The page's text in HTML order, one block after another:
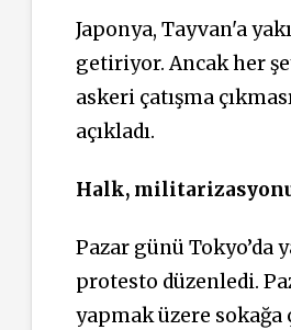
Japonya, Tayvan'a
getiriyor. Ancak her
askeri çatışma
açıkladı.
Halk,
Pazar günü Tokyo’da
protesto düzenledi.
yapmak üzere sokağa